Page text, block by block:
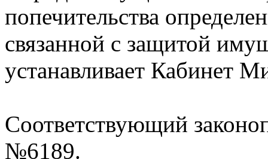
попечительства
связанной с защитой
устанавливает Кабинет
Соответствующий
№6189.